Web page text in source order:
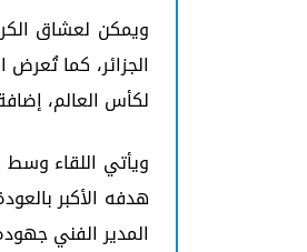
لكأس العالم،
ويأتي اللقاء وسط
هدفه الأكبر
المدير الفني